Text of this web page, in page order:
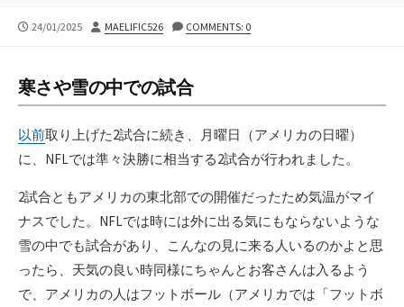
公
24/01/2025
投
MAELIFIC526 COMMENTS: 0
寒さや雪の中での試合
以前取り上げた2試合に続き、月曜日（アメリカの日曜）
に、NFLでは準々決勝に相当する2試合が行われました。
2試合ともアメリカの東北部での開催だったため気温がマイ
ナスでした。NFLでは時には外に出る気にもならないような
雪の中でも試合があり、こんなの見に来る人いるのかよと思
ったら、天気の良い時同様にちゃんとお客さんは入るよう
で、アメリカの人はフットボール（アメリカでは「フットボ